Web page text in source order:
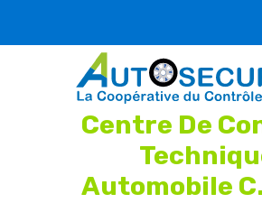
Centre De
Automobile